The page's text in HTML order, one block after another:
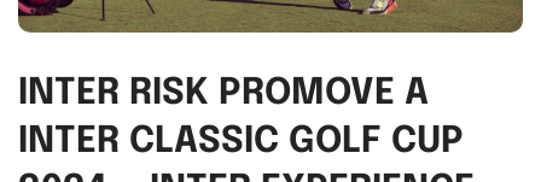
INTER RISK PROMOVE A
INTER CLASSIC GOLF CUP